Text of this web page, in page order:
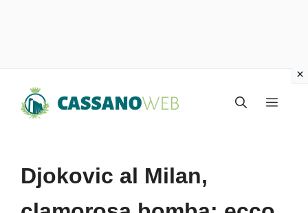
Menu
Djokovic al Milan,